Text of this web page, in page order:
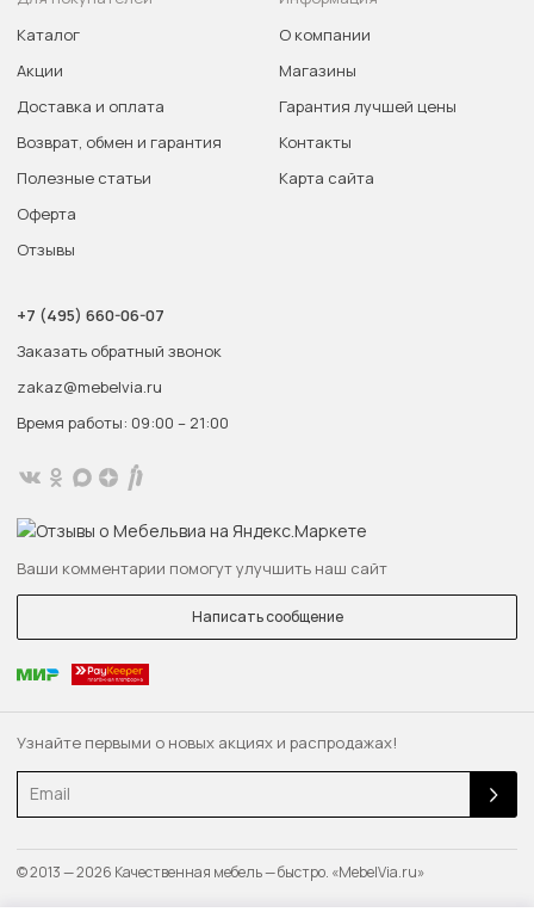
Узнайте первыми о новых акциях и распродажах!
Email
Каталог
Акции
Доставка и оплата
Возврат, обмен и гарантия
Полезные статьи
Оферта
Отзывы
О компании
Магазины
Гарантия лучшей цены
Контакты
Карта сайта
+7 (495) 660-06-07
Заказать обратный звонок
zakaz@mebelvia.ru
Время работы: 09:00 – 21:00
Ваши комментарии помогут улучшить наш сайт
Написать сообщение
© 2013 — 2026 Качественная мебель — быстро. «MebelVia.ru»